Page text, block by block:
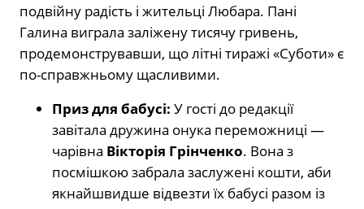
подвійну радість і жительці Любара. Пані
Галина виграла заліжену тисячу гривень,
продемонструвавши, що літні тиражі «Суботи» є
по-справжньому щасливими.
Приз для бабусі: У гості до редакції
завітала дружина онука переможниці —
чарівна Вікторія Грінченко. Вона з
посмішкою забрала заслужені кошти, аби
якнайшвидше відвезти їх бабусі разом із